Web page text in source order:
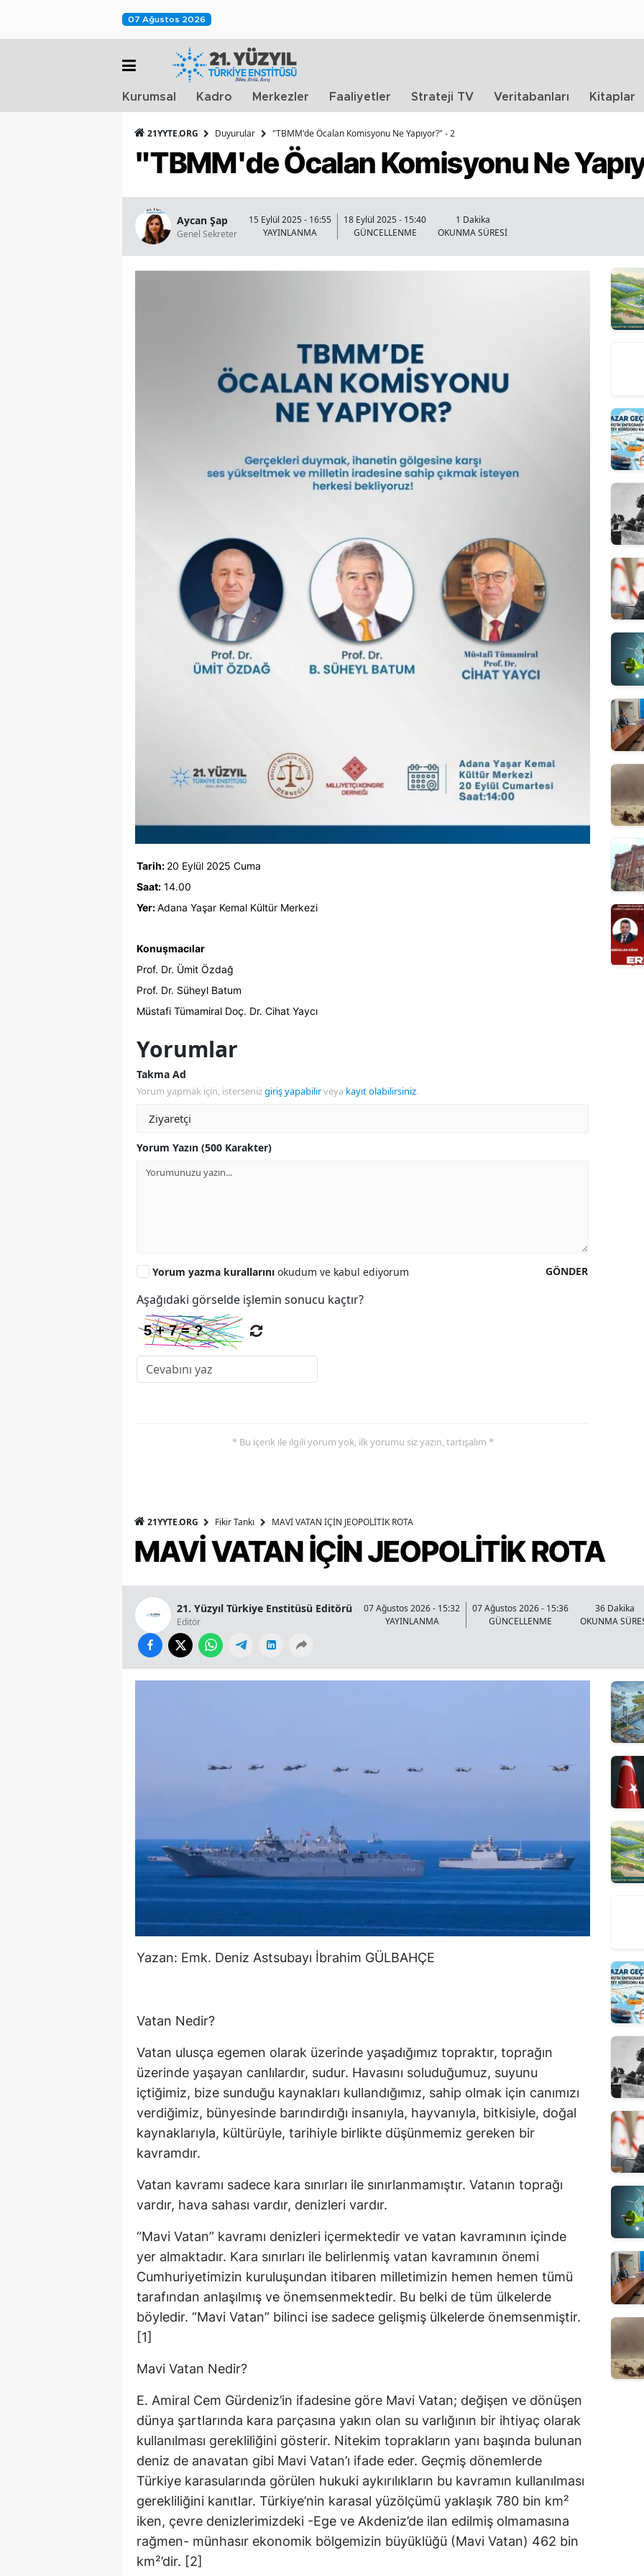
07 Ağustos 2026
Kurumsal Kadro Merkezler Faaliyetler Strateji TV Veritabanları Kitaplar
21YYTE.ORG Duyurular "TBMM'de Öcalan Komisyonu Ne Yapıyor?" - 2
"TBMM'de Öcalan Komisyonu Ne
Aycan Şap
Genel Sekreter
15 Eylül 2025 - 16:55
YAYINLANMA
18 Eylül 2025 - 15:40
GÜNCELLENME
1 Dakika
OKUNMA SÜRESİ
Tarih: 20 Eylül 2025 Cuma
Saat: 14.00
Yer:Adana Yaşar Kemal Kültür Merkezi
Konuşmacılar
Prof. Dr. Ümit Özdağ
Prof. Dr. Süheyl Batum
Müstafi Tümamiral Doç. Dr. Cihat Yaycı
Yorumlar
Takma Ad
Yorum yapmak için, istersenizgiriş yapabilirveya kayıt olabilirsiniz.
Yorum Yazın (500 Karakter)
GÖNDER
Yorum yazma kurallarını okudum ve kabul ediyorum
Aşağıdaki görselde işlemin sonucu kaçtır?
* Bu içerik ile ilgili yorum yok, ilk yorumu siz yazın, tartışalım *
21YYTE.ORG Fikir Tankı MAVİ VATAN İÇİN JEOPOLİTİK ROTA
MAVİ VATAN İÇİN JEOPOLİTİK ROTA
21. Yüzyıl Türkiye Enstitüsü Editörü
Editör
07 Ağustos 2026 - 15:32
YAYINLANMA
07 Ağustos 2026 - 15:36
GÜNCELLENME
36 Dakika
OKUNMA
Yazan: Emk. Deniz Astsubayı İbrahim GÜLBAHÇE
Vatan Nedir?
Vatan ulusça egemen olarak üzerinde yaşadığımız topraktır, toprağın
üzerinde yaşayan canlılardır, sudur. Havasını soluduğumuz, suyunu
içtiğimiz, bize sunduğu kaynakları kullandığımız, sahip olmak için canımızı
verdiğimiz, bünyesinde barındırdığı insanıyla, hayvanıyla, bitkisiyle, doğal
kaynaklarıyla, kültürüyle, tarihiyle birlikte düşünmemiz gereken bir
kavramdır.
Vatan kavramı sadece kara sınırları ile sınırlanmamıştır. Vatanın toprağı
vardır, hava sahası vardır, denizleri vardır.
“Mavi Vatan” kavramı denizleri içermektedir ve vatan kavramının içinde
yer almaktadır. Kara sınırları ile belirlenmiş vatan kavramının önemi
Cumhuriyetimizin kuruluşundan itibaren milletimizin hemen hemen tümü
tarafından anlaşılmış ve önemsenmektedir. Bu belki de tüm ülkelerde
böyledir. “Mavi Vatan” bilinci ise sadece gelişmiş ülkelerde önemsenmiştir.
[1]
Mavi Vatan Nedir?
E. Amiral Cem Gürdeniz’in ifadesine göre Mavi Vatan; değişen ve dönüşen
dünya şartlarında kara parçasına yakın olan su varlığının bir ihtiyaç olarak
kullanılması gerekliliğini gösterir. Nitekim toprakların yanı başında bulunan
deniz de anavatan gibi Mavi Vatan’ı ifade eder. Geçmiş dönemlerde
Türkiye karasularında görülen hukuki aykırılıkların bu kavramın kullanılması
gerekliliğini kanıtlar. Türkiye’nin karasal yüzölçümü yaklaşık 780 bin km²
iken, çevre denizlerimizdeki -Ege ve Akdeniz’de ilan edilmiş olmamasına
rağmen- münhasır ekonomik bölgemizin büyüklüğü (Mavi Vatan) 462 bin
km²’dir. [2]